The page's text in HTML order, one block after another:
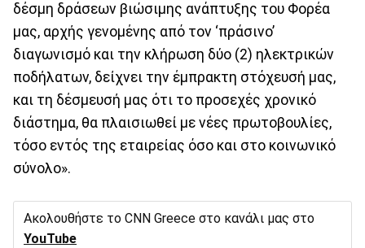
δέσμη δράσεων βιώσιμης ανάπτυξης του Φορέα
μας, αρχής γενομένης από τον ‘πράσινο’
διαγωνισμό και την κλήρωση δύο (2) ηλεκτρικών
ποδήλατων, δείχνει την έμπρακτη στόχευσή μας,
και τη δέσμευσή μας ότι το προσεχές χρονικό
διάστημα, θα πλαισιωθεί με νέες πρωτοβουλίες,
τόσο εντός της εταιρείας όσο και στο κοινωνικό
σύνολο».
Ακολουθήστε το CNN Greece στο κανάλι μας στο
YouTube